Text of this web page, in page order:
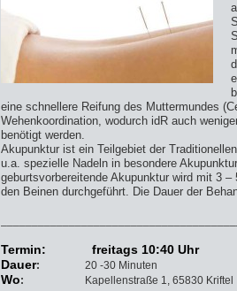
eine schnellere Reifung des Muttermundes
Wehenkoordination, wodurch idR auch
benötigt werden.
Akupunktur ist ein Teilgebiet der
u.a. spezielle Nadeln in besondere
geburtsvorbereitende Akupunktur wird mit 3
den Beinen durchgeführt. Die Dauer der
Termin: freitags 10:40 Uhr
Dauer: 20 -30 Minuten
Wo: Kapellenstraße 1, 65830 Kriftel